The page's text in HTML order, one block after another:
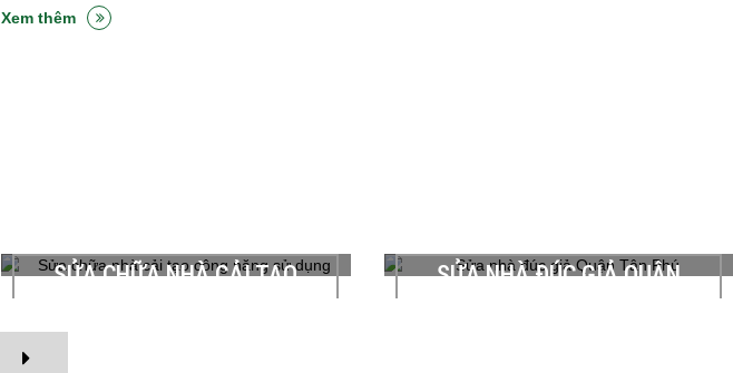
Xem thêm
SỬA NHÀ ĐÚC GIẢ QUẬN
ĐÚC GÁC GIẢ QUẬN 1